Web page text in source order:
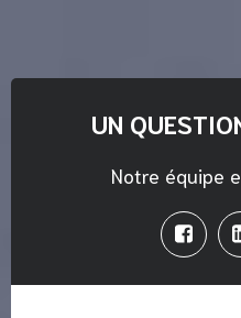
UN
Notre équipe